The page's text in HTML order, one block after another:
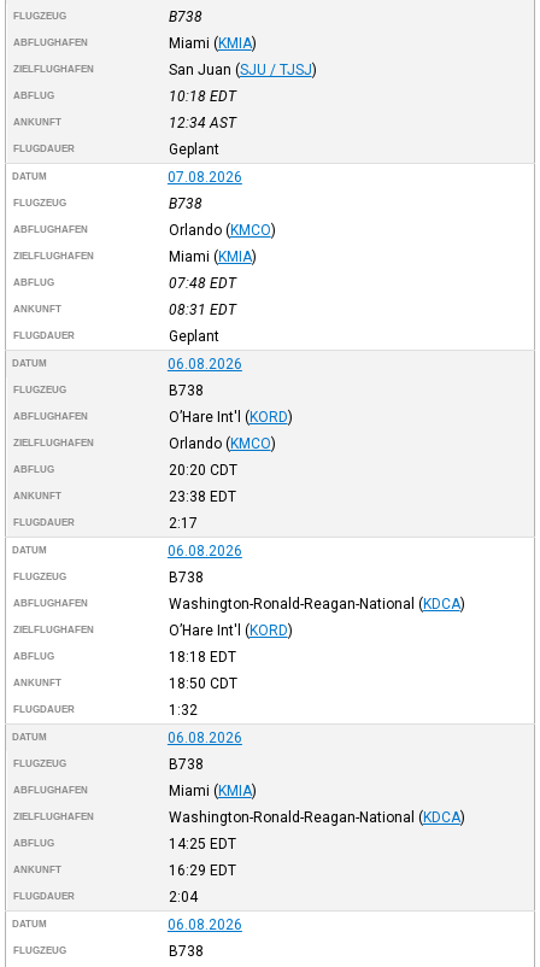
FLUGZEUG B738
ABFLUGHAFEN Miami (KMIA)
ZIELFLUGHAFEN San Juan (SJU / TJSJ)
ABFLUG 10:18 EDT
ANKUNFT 12:34 AST
FLUGDAUER Geplant
DATUM 07.08.2026
FLUGZEUG B738
ABFLUGHAFEN Orlando (KMCO)
ZIELFLUGHAFEN Miami (KMIA)
ABFLUG 07:48 EDT
ANKUNFT 08:31 EDT
FLUGDAUER Geplant
DATUM 06.08.2026
FLUGZEUG B738
ABFLUGHAFEN O’Hare Int'l (KORD)
ZIELFLUGHAFEN Orlando (KMCO)
ABFLUG 20:20 CDT
ANKUNFT 23:38 EDT
FLUGDAUER 2:17
DATUM 06.08.2026
FLUGZEUG B738
ABFLUGHAFEN Washington-Ronald-Reagan-National (KDCA)
ZIELFLUGHAFEN O’Hare Int'l (KORD)
ABFLUG 18:18 EDT
ANKUNFT 18:50 CDT
FLUGDAUER 1:32
DATUM 06.08.2026
FLUGZEUG B738
ABFLUGHAFEN Miami (KMIA)
ZIELFLUGHAFEN Washington-Ronald-Reagan-National (KDCA)
ABFLUG 14:25 EDT
ANKUNFT 16:29 EDT
FLUGDAUER 2:04
DATUM 06.08.2026
FLUGZEUG B738